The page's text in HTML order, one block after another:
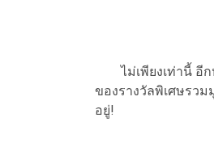
ไม่เพียงเท่านี้ อีก
ของรางวัลพิเศษรวม
อยู่!